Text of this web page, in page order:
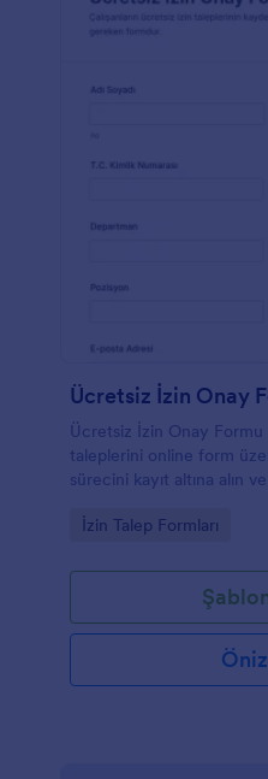
Ücretsiz İzin Onay
Ücretsiz İzin Onay Formu
taleplerini online form
sürecini kayıt altına alın
Go to Category:
İzin Talep Formları